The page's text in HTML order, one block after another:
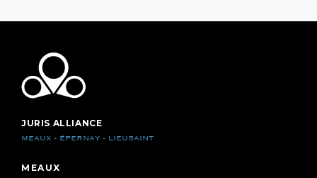
JURIS ALLIANCE
MEAUX - ÉPERNAY - LIEUSAINT
MEAUX